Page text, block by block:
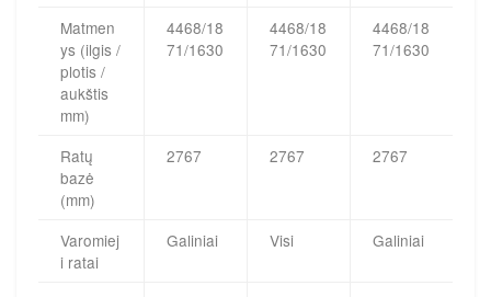
Matmen
ys (ilgis /
plotis /
aukštis
mm)
4468/18
71/1630
4468/18
71/1630
4468/18
71/1630
Ratų
bazė
(mm)
2767 2767 2767
Varomiej
i ratai
Galiniai Visi Galiniai